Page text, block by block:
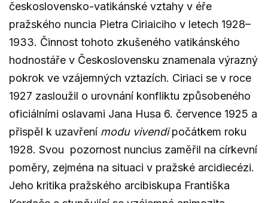
československo-vatikánské vztahy v éře
pražského nuncia Pietra Ciriaiciho v letech 1928–
1933. Činnost tohoto zkušeného vatikánského
hodnostáře v Československu znamenala výrazný
pokrok ve vzájemných vztazích. Ciriaci se v roce
1927 zasloužil o urovnání konfliktu způsobeného
oficiálními oslavami Jana Husa 6. července 1925 a
přispěl k uzavření modu vivendipočátkem roku
1928. Svou pozornost nuncius zaměřil na církevní
poměry, zejména na situaci v pražské arcidiecézi.
Jeho kritika pražského arcibiskupa Františka